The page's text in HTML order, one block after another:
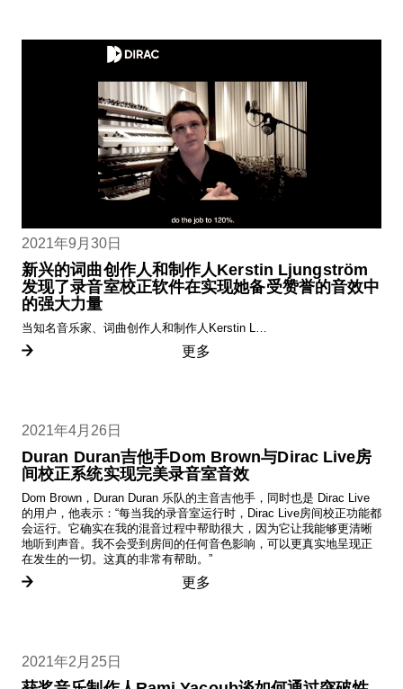
2021年9月30日
新兴的词曲创作人和制作人Kerstin Ljungström
发现了录音室校正软件在实现她备受赞誉的音效中
的强大力量
当知名音乐家、词曲创作人和制作人Kerstin L…
更多
2021年4月26日
Duran Duran吉他手Dom Brown与Dirac Live房
间校正系统实现完美录音室音效
Dom Brown，Duran Duran 乐队的主音吉他手，同时也是 Dirac Live
的用户，他表示：“每当我的录音室运行时，Dirac Live房间校正功能都
会运行。它确实在我的混音过程中帮助很大，因为它让我能够更清晰
地听到声音。我不会受到房间的任何音色影响，可以更真实地呈现正
在发生的一切。这真的非常有帮助。”
更多
2021年2月25日